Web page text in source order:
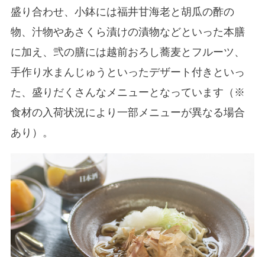
盛り合わせ、小鉢には福井甘海老と胡瓜の酢の
物、汁物やあさくら漬けの漬物などといった本膳
に加え、弐の膳には越前おろし蕎麦とフルーツ、
手作り水まんじゅうといったデザート付きといっ
た、盛りだくさんなメニューとなっています（※
食材の入荷状況により一部メニューが異なる場合
あり）。